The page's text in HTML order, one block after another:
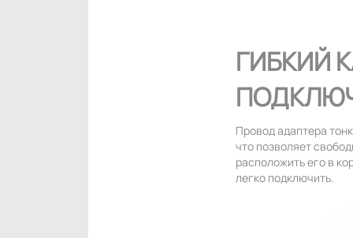
ГИБКИЙ
Провод адаптера
что позволяет
расположить его в
легко подключить.